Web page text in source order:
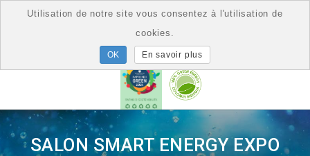
SALON SMART ENERGY EXPO
Utilisation de notre site vous consentez à l'utilisation de
cookies.
En savoir plus